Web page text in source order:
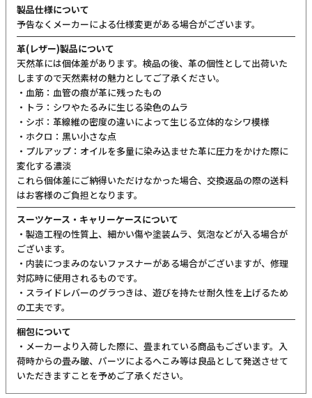
製品仕様について
予告なくメーカーによる仕様変更がある場合がございます。
革(レザー)製品について
天然革には個体差があります。検品の後、革の個性として出荷いた
しますので天然素材の魅力としてご了承ください。
・血筋：血管の痕が革に残ったもの
・トラ：シワやたるみに生じる染色のムラ
・シボ：革線維の密度の違いによって生じる立体的なシワ模様
・ホクロ：黒い小さな点
・プルアップ：オイルを多量に染み込ませた革に圧力をかけた際に
変化する濃淡
これら個体差にご納得いただけなかった場合、交換返品の際の送料
はお客様のご負担となります。
スーツケース・キャリーケースについて
・製造工程の性質上、細かい傷や塗装ムラ、気泡などが入る場合が
ございます。
・内装につまみのないファスナーがある場合がございますが、修理
対応時に使用されるものです。
・スライドレバーのグラつきは、遊びを持たせ耐久性を上げるため
の工夫です。
梱包について
・メーカーより入荷した際に、畳まれている商品もございます。入
荷時からの畳み皺、パーツによるへこみ等は良品として発送させて
いただきますことを予めご了承ください。